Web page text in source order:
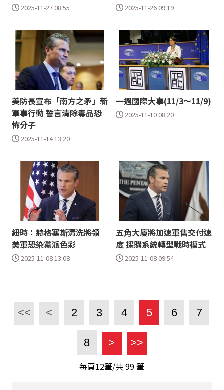
2025-11-27 08:55 2025-11-26 09:19
美防長宣布「南方之矛」新
軍事行動 誓言清除毒品恐
怖分子
2025-11-14 13:20
一週國際大事(11/3～11/9)
2025-11-10 08:20
紐時：赫格塞斯清洗將領
美軍恐染黨派色彩
2025-11-08 13:08
五角大廈將加速軍售交付速
度 採購系統轉型戰時模式
2025-11-08 09:54
<< < 2 3 4 5 6 7
8 > >>
每頁12筆/共99筆